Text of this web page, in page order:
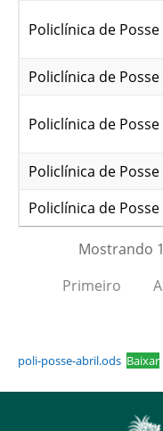
Policlínica de Posse
Policlínica de Posse
Policlínica de Posse
Policlínica de Posse
Policlínica de Posse
Mostrando
Primeiro
poli-posse-abril.ods Baixar